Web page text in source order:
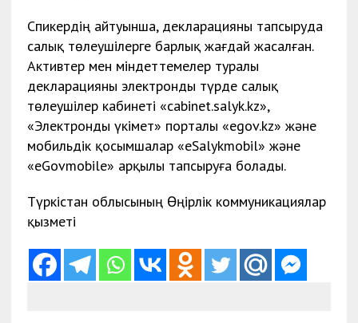
Спикердің айтуынша, декларацияны тапсыруда
салық төлеушілерге барлық жағдай жасалған.
Активтер мен міндеттемелер туралы
декларацияны электронды түрде салық
төлеушілер кабинеті «cabinet.salyk.kz»,
«Электронды үкімет» порталы «egov.kz» және
мобильдік қосымшалар «eSalykmobil» және
«eGovmobile» арқылы тапсыруға болады.
Түркістан облысының Өңірлік коммуникациялар
қызметі